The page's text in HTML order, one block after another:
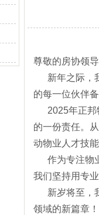
尊敬的房协领
新年之际，
的每一位伙伴
2025年正邦
的一份责任。
动物业人才技
作为专注物业
我们坚持用专
新岁将至，我
领域的新篇章